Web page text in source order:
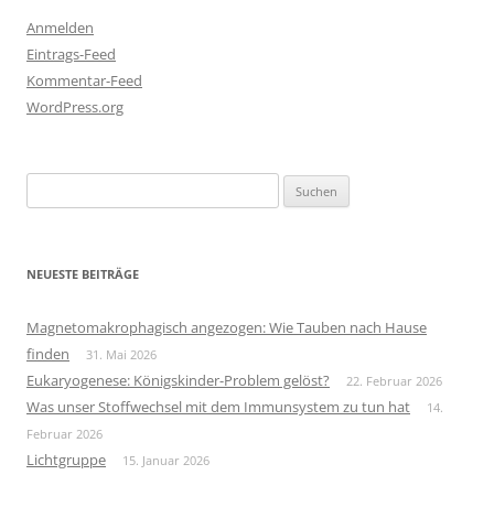
Anmelden
Eintrags-Feed
Kommentar-Feed
WordPress.org
nach:
NEUESTE BEITRÄGE
Magnetomakrophagisch angezogen: Wie Tauben nach Hause
finden
31. Mai 2026
Eukaryogenese: Königskinder-Problem gelöst? 22. Februar 2026
Was unser Stoffwechsel mit dem Immunsystem zu tun hat
14.
Februar 2026
Lichtgruppe 15. Januar 2026